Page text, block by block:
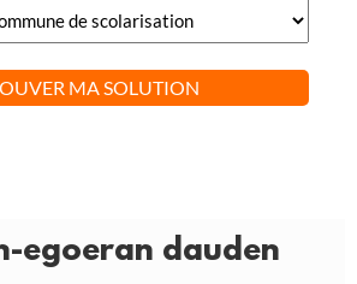
egoeran dauden